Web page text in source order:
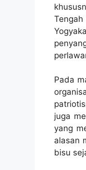
Pada
juga
yang
alasan
bisu